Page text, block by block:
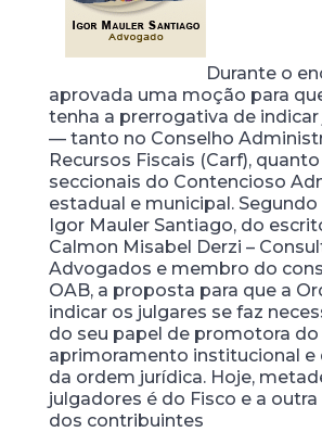
Durante o
aprovada uma moção para
tenha a prerrogativa de
— tanto no Conselho
Recursos Fiscais (Carf),
seccionais do Contencioso
estadual e municipal.
Igor Mauler Santiago, do
Calmon Misabel Derzi –
Advogados e membro do
OAB, a proposta para que a
indicar os julgares se faz
do seu papel de promotora do
aprimoramento institucional e
da ordem jurídica. Hoje,
julgadores é do Fisco e a
dos contribuintes